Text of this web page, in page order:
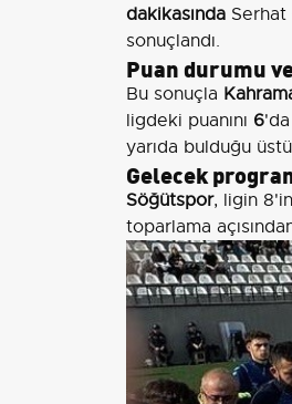
dakikasında
sonuçlandı.
Puan durumu
Bu sonuçla
ligdeki puanını 6
yarıda bulduğu
Gelecek
Söğütspor, ligin
toparlama